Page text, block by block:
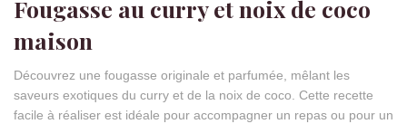
Fougasse au curry et noix de coco
maison
Découvrez une fougasse originale et parfumée, mêlant les
saveurs exotiques du curry et de la noix de coco. Cette recette
facile à réaliser est idéale pour accompagner un repas ou pour un